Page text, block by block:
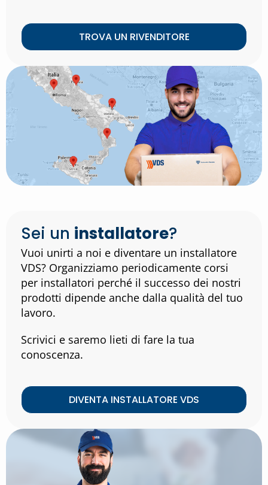
TROVA UN RIVENDITORE
Sei un installatore?
Vuoi unirti a noi e diventare un installatore
VDS? Organizziamo periodicamente corsi
per installatori perché il successo dei nostri
prodotti dipende anche dalla qualità del tuo
lavoro.
Scrivici e saremo lieti di fare la tua
conoscenza.
DIVENTA INSTALLATORE VDS